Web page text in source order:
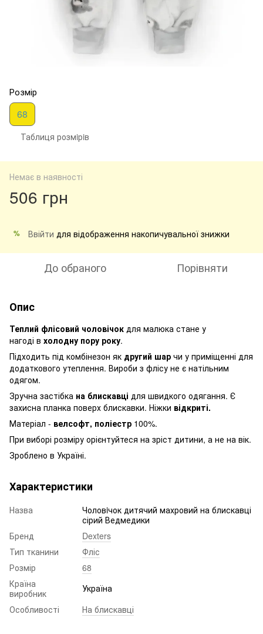
Розмір
68
Таблиця розмiрiв
Немає в наявності
506 грн
% Ввійти для відображення накопичувальної знижки
До обраного Порівняти
Опис
Теплий флісовий чоловічок для малюка стане у
нагоді в холодну пору року.
Підходить під комбінезон як другий шар чи у приміщенні для
додаткового утеплення. Вироби з флісу не є натільним
одягом.
Зручна застібка на блискавці для швидкого одягання. Є
захисна планка поверх блискавки. Ніжки відкриті.
Матеріал - велсофт, поліестр 100%.
При виборі розміру орієнтуйтеся на зріст дитини, а не на вік.
Зроблено в Україні.
Характеристики
Назва
Чоловiчок дитячий махровий на блискавці
сірий Ведмедики
Бренд
Dexters
Тип тканини
Фліс
Розмір
68
Країна
виробник
Україна
Особливості
На блискавці